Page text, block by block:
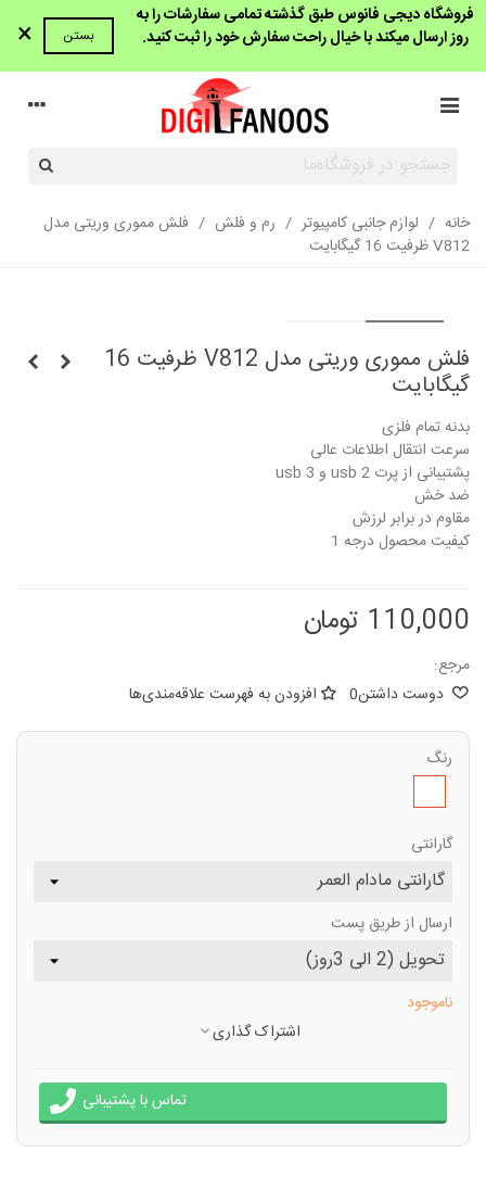
فروشگاه دیجی فانوس طبق گذشته تمامی سفارشات را به
روز ارسال میکند با خیال راحت سفارش خود را ثبت کنید.
بستن ×
خانه / لوازم جانبی کامپیوتر / رم و فلش / فلش مموری وریتی مدل
V812 ظرفیت 16 گیگابایت
فلش مموری وریتی مدل V812 ظرفیت 16
گیگابایت
بدنه تمام فلزی
سرعت انتقال اطلاعات عالی
پشتیبانی از پرت usb 2 و usb 3
ضد خش
مقاوم در برابر لرزش
کیفیت محصول درجه 1
110,000 تومان
مرجع:
دوست داشتن0 افزودن به فهرست علاقه‌مندی‌ها
رنگ
تصویر
گارانتی
ارسال از طریق پست
ناموجود
اشتراک گذاری
تماس با پشتیبانی